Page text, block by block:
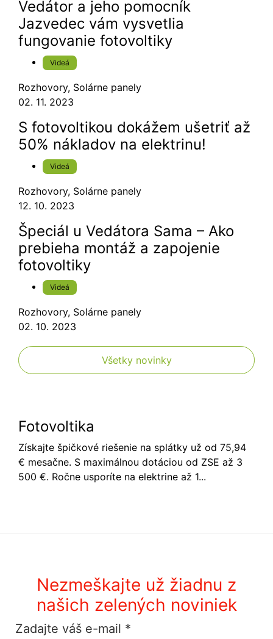
Vedátor a jeho pomocník
Jazvedec vám vysvetlia
fungovanie fotovoltiky
Videá
Rozhovory, Solárne panely
02. 11. 2023
S fotovoltikou dokážem ušetriť až
50% nákladov na elektrinu!
Videá
Rozhovory, Solárne panely
12. 10. 2023
Špeciál u Vedátora Sama – Ako
prebieha montáž a zapojenie
fotovoltiky
Videá
Rozhovory, Solárne panely
02. 10. 2023
Všetky novinky
Fotovoltika
Získajte špičkové riešenie na splátky už od 75,94
€ mesačne. S maximálnou dotáciou od ZSE až 3
500 €. Ročne usporíte na elektrine až 1...
Nezmeškajte už žiadnu z
našich zelených noviniek
Zadajte váš e-mail *